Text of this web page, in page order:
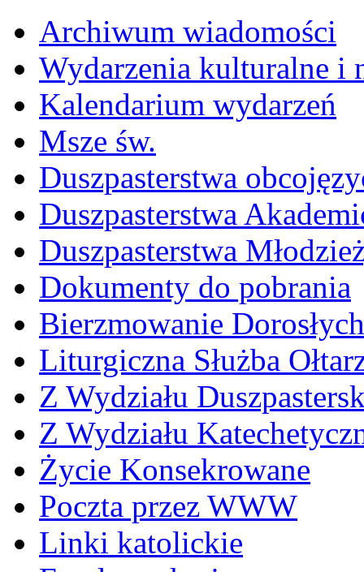
Archiwum wiadomości
Wydarzenia kulturalne i
Kalendarium wydarzeń
Msze św.
Duszpasterstwa
Duszpasterstwa
Duszpasterstwa
Dokumenty do pobrania
Bierzmowanie Dorosłych
Liturgiczna Służba
Z Wydziału
Z Wydziału
Życie Konsekrowane
Poczta przez WWW
Linki katolickie